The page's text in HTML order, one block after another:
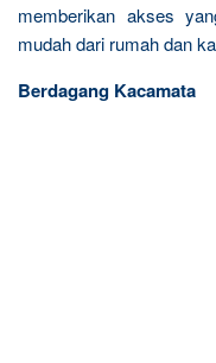
memberikan akses
mudah dari rumah dan
Berdagang Kacamata